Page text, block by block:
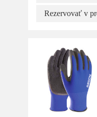
Rezervovať v